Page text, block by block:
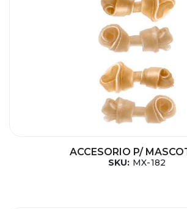
ACCESORIO P/
SKU: MX-182